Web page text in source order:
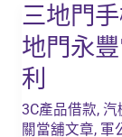
VJR
110
特
仕
版
三地門
地門永
利
3C產品借款, 汽
關當舖文章, 軍
三
地
門
手
機
借